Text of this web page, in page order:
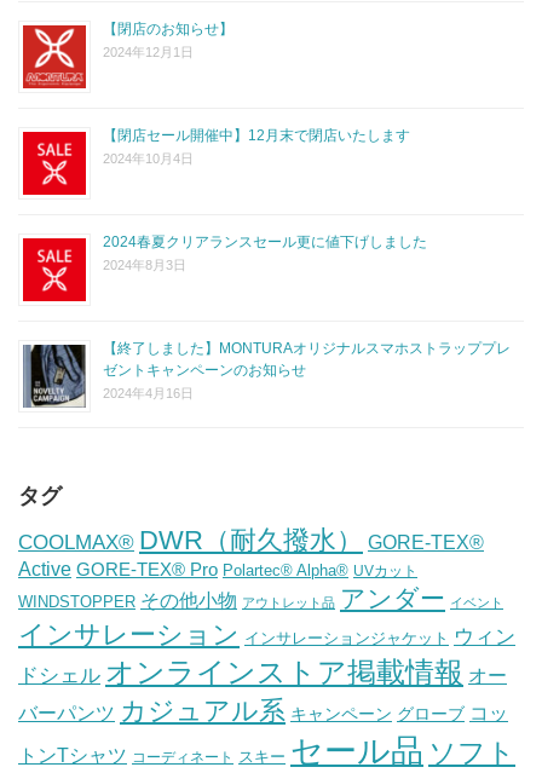
【閉店のお知らせ】
2024年12月1日
【閉店セール開催中】12月末で閉店いたします
2024年10月4日
2024春夏クリアランスセール更に値下げしました
2024年8月3日
【終了しました】MONTURAオリジナルスマホストラッププレ
ゼントキャンペーンのお知らせ
2024年4月16日
タグ
COOLMAX® DWR（耐久撥水）
GORE-TEX®
Active GORE-TEX® Pro Polartec® Alpha® UVカット
WINDSTOPPER その他小物 アウトレット品 アンダー イベント
インサレーション インサレーションジャケット ウィン
ドシェル オンラインストア掲載情報 オー
バーパンツ カジュアル系 キャンペーン グローブ コッ
トンTシャツ コーディネート スキー セール品 ソフト